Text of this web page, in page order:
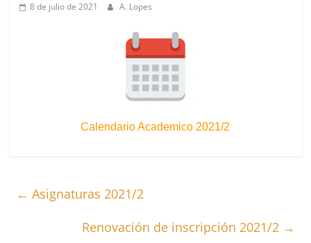
8 de julio de 2021 A. Lopes
Calendario Academico 2021/2
← Asignaturas 2021/2
Renovación de inscripción 2021/2 →